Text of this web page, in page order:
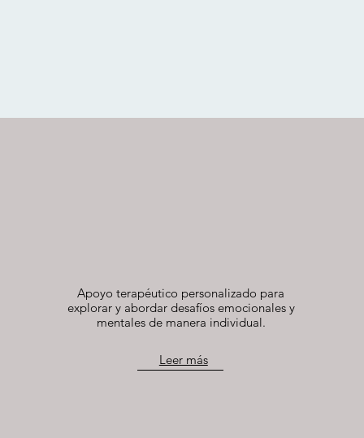
Apoyo terapéutico personalizado para
explorar y abordar desafíos emocionales y
mentales de manera individual.
Leer más